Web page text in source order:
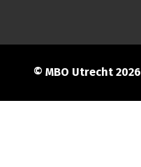
© MBO Utrecht 2026